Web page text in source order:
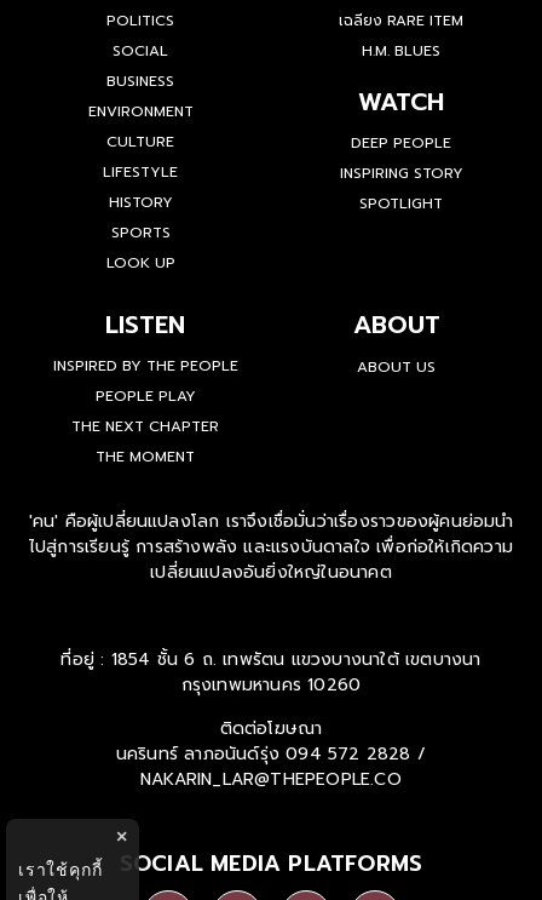
POLITICS
SOCIAL
BUSINESS
ENVIRONMENT
CULTURE
LIFESTYLE
HISTORY
SPORTS
LOOK UP
เฉลียง RARE ITEM
H.M. BLUES
WATCH
DEEP PEOPLE
INSPIRING STORY
SPOTLIGHT
LISTEN
INSPIRED BY THE PEOPLE
PEOPLE PLAY
THE NEXT CHAPTER
THE MOMENT
ABOUT
ABOUT US
'คน' คือผู้เปลี่ยนแปลงโลก เราจึงเชื่อมั่นว่าเรื่องราวของผู้คนย่อมนำ
ไปสู่การเรียนรู้ การสร้างพลัง และแรงบันดาลใจ เพื่อก่อให้เกิดความ
เปลี่ยนแปลงอันยิ่งใหญ่ในอนาคต
ที่อยู่ : 1854 ชั้น 6 ถ. เทพรัตน แขวงบางนาใต้ เขตบางนา
กรุงเทพมหานคร 10260
ติดต่อโฆษณา
นครินทร์ ลาภอนันด์รุ่ง 094 572 2828 /
NAKARIN_LAR@THEPEOPLE.CO
SOCIAL MEDIA PLATFORMS
×
เราใช้คุกกี้